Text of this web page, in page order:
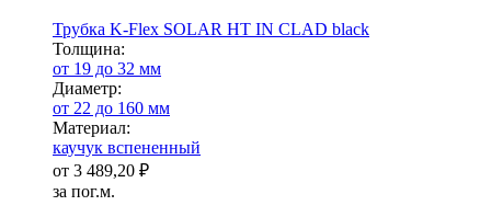
Трубка K-Flex SOLAR HT IN CLAD black
Тол­щи­на:
от 19 до 32 мм
Диаметр:
от 22 до 160 мм
Ма­­те­­ри­­ал:
каучук вспененный
от 3 489,20 ₽
за пог.м.